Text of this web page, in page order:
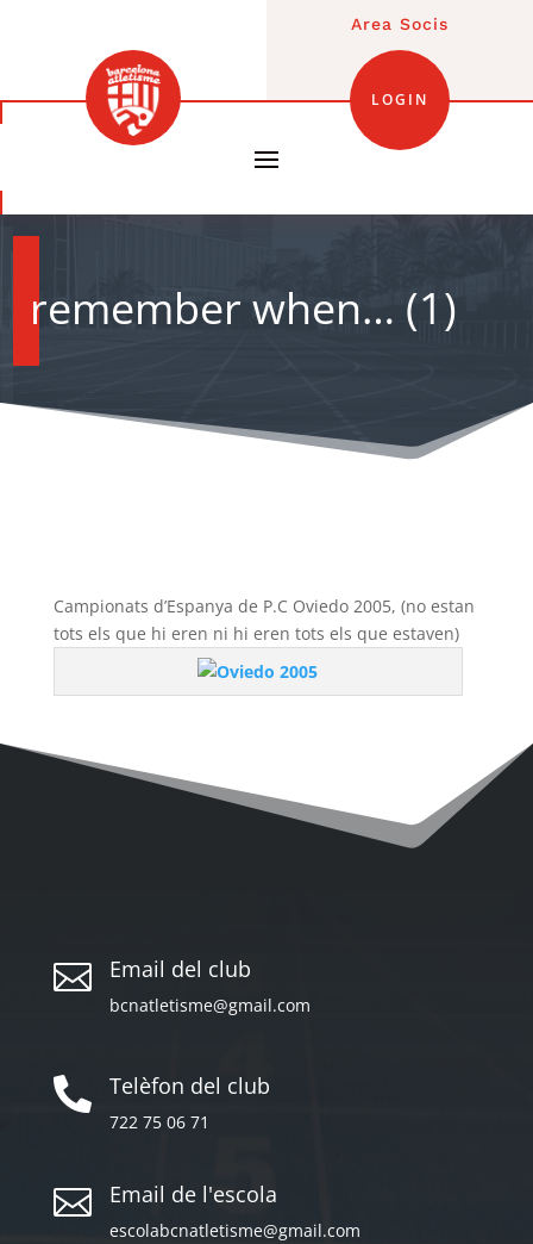
Area Socis
LOGIN
remember when… (1)
Campionats d’Espanya de P.C Oviedo 2005, (no estan
tots els que hi eren ni hi eren tots els que estaven)
 Email del club
bcnatletisme@gmail.com
 Telèfon del club
722 75 06 71
 Email de l'escola
escolabcnatletisme@gmail.com